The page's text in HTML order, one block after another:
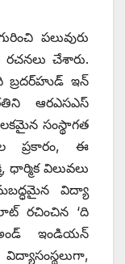
పలువురు
రచనలు చేశారు.
బ్రదర్‌హుడ్ ఇన్
ఆరఎసఎస్
సంస్థాగత
ప్రకారం, ఈ
ధార్మిక విలువలు
విద్యా
రచించిన ‘ది
ఇండియన్